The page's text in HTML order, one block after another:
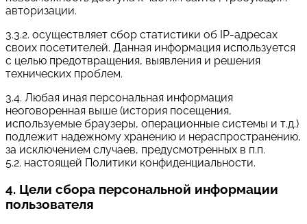
авторизации.
3.3.2. осуществляет сбор статистики об IP-адресах
своих посетителей. Данная информация используется
с целью предотвращения, выявления и решения
технических проблем.
3.4. Любая иная персональная информация
неоговоренная выше (история посещения,
используемые браузеры, операционные системы и т.д.)
подлежит надежному хранению и нераспространению,
за исключением случаев, предусмотренных в п.п.
5.2. настоящей Политики конфиденциальности.
4. Цели сбора персональной информации
пользователя